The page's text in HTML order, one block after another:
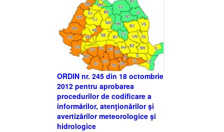
ORDIN nr. 245 din 18 octombrie
2012 pentru aprobarea
procedurilor de codificare a
informărilor, atenţionărilor şi
avertizărilor meteorologice şi
hidrologice